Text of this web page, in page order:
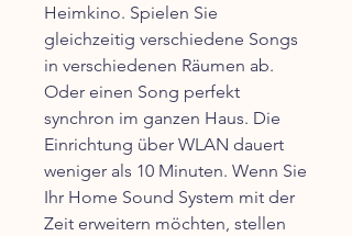
Heimkino. Spielen Sie
gleichzeitig verschiedene Songs
in verschiedenen Räumen ab.
Oder einen Song perfekt
synchron im ganzen Haus. Die
Einrichtung über WLAN dauert
weniger als 10 Minuten. Wenn Sie
Ihr Home Sound System mit der
Zeit erweitern möchten, stellen